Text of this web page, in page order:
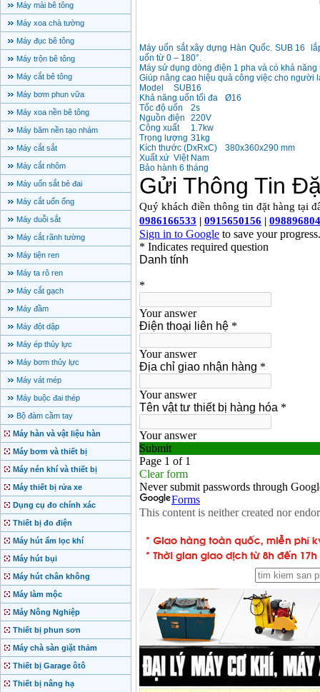
Máy mài bê tông
Máy xoa chà tường
Máy đục bê tông
Máy trộn bê tông
Máy cắt bê tông
Máy bơm phun vữa
Máy xoa nền bê tông
Máy băm nền tạo nhám
Máy cắt sắt
Máy cắt nhôm
Máy uốn sắt bẻ đai
Máy cắt uốn ống
Máy duỗi sắt
Máy cắt rãnh tường
Máy tiện ren
Máy ta rô ren
Máy cắt gạch
Máy đầm
Máy đột dập
Máy ép thủy lực
Máy bơm thủy lực
Máy vát mép
Máy buộc đai thép
Bộ đàm cầm tay
Máy hàn và vật liệu hàn
Máy bơm và thiết bị
Máy nén khí và thiết bị
Máy thiết bị rửa xe
Dụng cụ đo chính xác
Thiết bị đo điện
Máy hút ẩm lọc khí
Máy hút bụi
Máy hút chân không
Máy làm mộc
Máy Nông Nghiệp
Thiết bị phun sơn
Máy chà sàn giặt thảm
Thiết bị Garage ôtô
Thiết bị nâng hạ
Máy uốn sắt xây dựng Hàn Quốc. SUB 16
uốn từ 0 – 180°.
Máy sử dụng dòng điện 1 pha và có khả
Giúp nâng cao hiệu quả công việc cho người
Model
SUB16
Khả năng uốn tối đa
Ø16
Tốc độ uốn
2s
Nguồn điện
220V
Công xuất
1.7kw
Trọng lượng 31kg
Kích thước (DxRxC)
380x360x290 mm
Xuất xứ Việt Nam
Bảo hành 6 tháng